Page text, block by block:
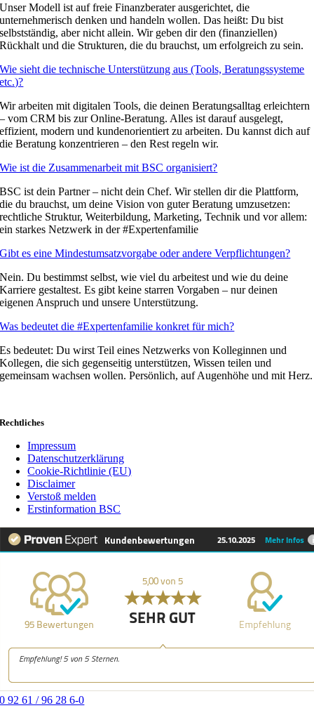
Unser Modell ist auf freie Finanzberater ausgerichtet, die
unternehmerisch denken und handeln wollen. Das heißt: Du bist
selbstständig, aber nicht allein. Wir geben dir den (finanziellen)
Rückhalt und die Strukturen, die du brauchst, um erfolgreich zu sein.
Wie sieht die technische Unterstützung aus (Tools, Beratungssysteme
etc.)?
Wir arbeiten mit digitalen Tools, die deinen Beratungsalltag erleichtern
– vom CRM bis zur Online-Beratung. Alles ist darauf ausgelegt,
effizient, modern und kundenorientiert zu arbeiten. Du kannst dich auf
die Beratung konzentrieren – den Rest regeln wir.
Wie ist die Zusammenarbeit mit BSC organisiert?
BSC ist dein Partner – nicht dein Chef. Wir stellen dir die Plattform,
die du brauchst, um deine Vision von guter Beratung umzusetzen:
rechtliche Struktur, Weiterbildung, Marketing, Technik und vor allem:
ein starkes Netzwerk in der #Expertenfamilie
Gibt es eine Mindestumsatzvorgabe oder andere Verpflichtungen?
Nein. Du bestimmst selbst, wie viel du arbeitest und wie du deine
Karriere gestaltest. Es gibt keine starren Vorgaben – nur deinen
eigenen Anspruch und unsere Unterstützung.
Was bedeutet die #Expertenfamilie konkret für mich?
Es bedeutet: Du wirst Teil eines Netzwerks von Kolleginnen und
Kollegen, die sich gegenseitig unterstützen, Wissen teilen und
gemeinsam wachsen wollen. Persönlich, auf Augenhöhe und mit Herz.
Rechtliches
Impressum
Datenschutzerklärung
Cookie-Richtlinie (EU)
Disclaimer
Verstoß melden
Erstinformation BSC
0 92 61 / 96 28 6-0